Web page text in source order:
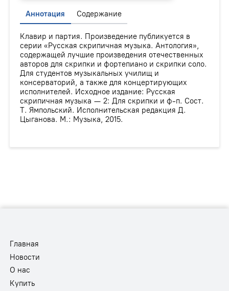
Аннотация Содержание
Клавир и партия. Произведение публикуется в
серии «Русская скрипичная музыка. Антология»,
содержащей лучшие произведения отечественных
авторов для скрипки и фортепиано и скрипки соло.
Для студентов музыкальных училищ и
консерваторий, а также для концертирующих
исполнителей. Исходное издание: Русская
скрипичная музыка — 2: Для скрипки и ф-п. Сост.
Т. Ямпольский. Исполнительская редакция Д.
Цыганова. М.: Музыка, 2015.
Главная
Новости
О нас
Купить